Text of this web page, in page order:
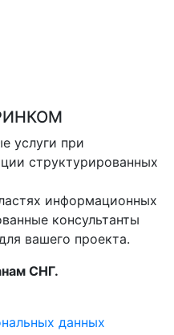
услуги при
структурированных
информационных
консультанты
вашего проекта.
СНГ.
данных